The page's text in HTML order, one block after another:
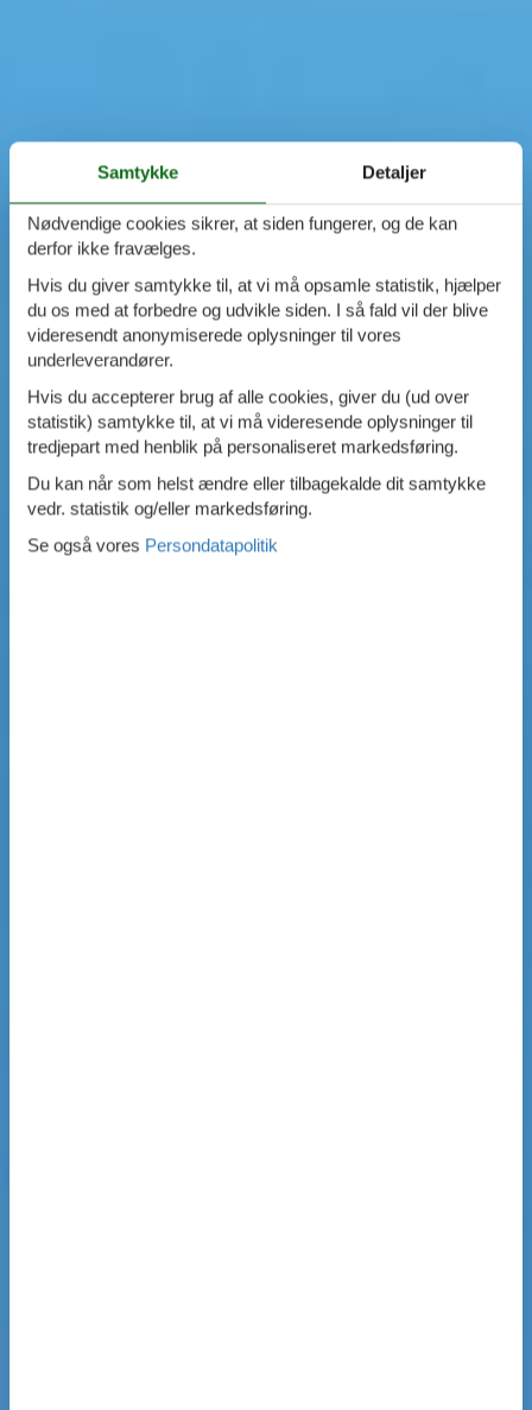
Samtykke Detaljer
Nødvendige cookies sikrer, at siden fungerer, og de kan
derfor ikke fravælges.
Hvis du giver samtykke til, at vi må opsamle statistik, hjælper
du os med at forbedre og udvikle siden. I så fald vil der blive
videresendt anonymiserede oplysninger til vores
underleverandører.
Hvis du accepterer brug af alle cookies, giver du (ud over
statistik) samtykke til, at vi må videresende oplysninger til
tredjepart med henblik på personaliseret markedsføring.
Du kan når som helst ændre eller tilbagekalde dit samtykke
vedr. statistik og/eller markedsføring.
Se også vores Persondatapolitik